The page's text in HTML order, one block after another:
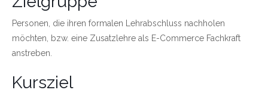
Personen, die ihren formalen Lehrabschluss nachholen
möchten, bzw. eine Zusatzlehre als E-Commerce Fachkraft
anstreben.
Kursziel